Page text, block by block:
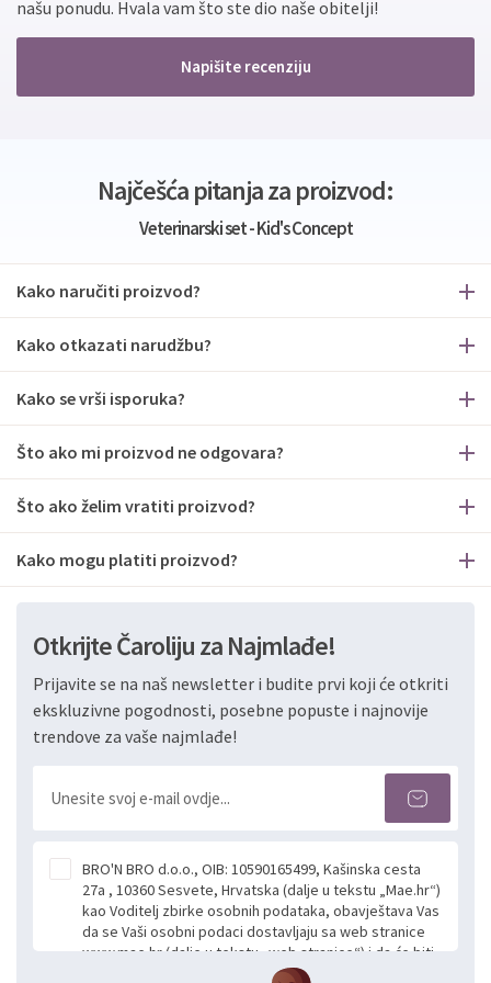
našu ponudu. Hvala vam što ste dio naše obitelji!
Napišite recenziju
Najčešća pitanja za proizvod:
Veterinarski set - Kid's Concept
Kako naručiti proizvod?
Kako otkazati narudžbu?
Kako se vrši isporuka?
Što ako mi proizvod ne odgovara?
Što ako želim vratiti proizvod?
Kako mogu platiti proizvod?
Otkrijte Čaroliju za Najmlađe!
Prijavite se na naš newsletter i budite prvi koji će otkriti
ekskluzivne pogodnosti, posebne popuste i najnovije
trendove za vaše najmlađe!
BRO'N BRO d.o.o., OIB: 10590165499, Kašinska cesta
27a , 10360 Sesvete, Hrvatska (dalje u tekstu „Mae.hr“)
kao Voditelj zbirke osobnih podataka, obavještava Vas
da se Vaši osobni podaci dostavljaju sa web stranice
www.mae.hr (dalje u tekstu „web stranice“) i da će biti
obrađeni. Prihvaćanjem ove Izjave smatra se da